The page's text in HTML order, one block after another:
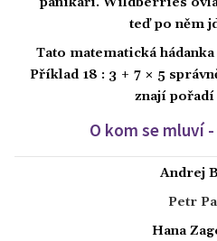
teď po něm
Tato matematická
Příklad 18 : 3 + 7 × 5
znají
O kom se mluví
Andrej
Petr
Hana